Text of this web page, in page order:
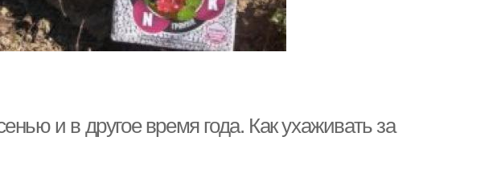
и в другое время года. Как ухаживать за